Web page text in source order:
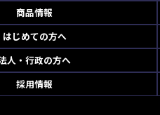
商品情報
はじめての方へ
人・行政の方へ
採用情報